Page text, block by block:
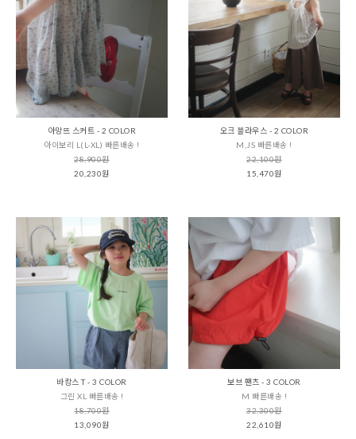
아망뜨 스커트 - 2 COLOR
아이보리 L(L-XL) 빠른배송 !
28,900원
20,230원
오크 블라우스 - 2 COLOR
M,JS 빠른배송 !
22,100원
15,470원
바캉스 T - 3 COLOR
그린 XL 빠른배송 !
18,700원
13,090원
보브 팬츠 - 3 COLOR
M 빠른배송 !
32,300원
22,610원